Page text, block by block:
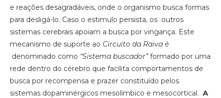
e reações desagradáveis, onde o organismo busca formas
para desligá-lo. Caso o estimulo persista, os outros
sistemas cerebrais apoiam a busca por vingança. Este
mecanismo de suporte ao Circuito da Raiva é
denominado como “Sistema buscador”formado por uma
rede dentro do cérebro que facilita comportamentos de
busca por recompensa e prazer constituído pelos
sistemas dopaminérgicos mesolímbico e mesocortical. A